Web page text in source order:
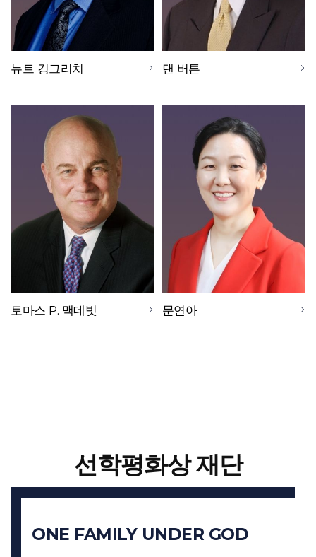
뉴트 깅그리치 댄 버튼
토마스 P. 맥데빗 문연아
선학평화상 재단
ONE FAMILY UNDER GOD